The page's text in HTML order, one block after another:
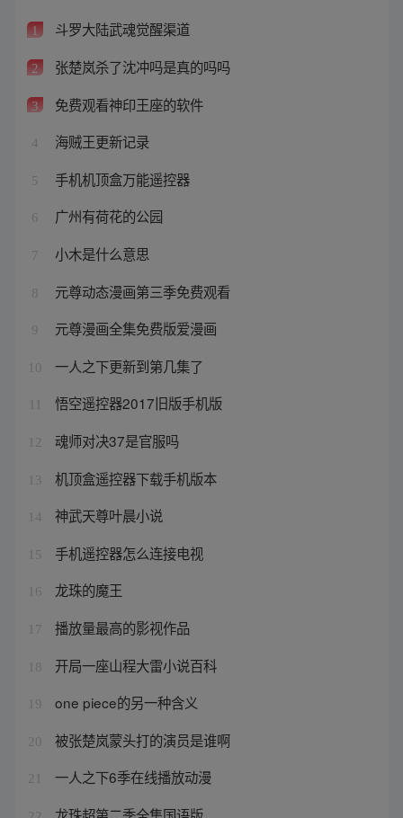
1 斗罗大陆武魂觉醒渠道
2 张楚岚杀了沈冲吗是真的吗吗
3 免费观看神印王座的软件
4 海贼王更新记录
5 手机机顶盒万能遥控器
6 广州有荷花的公园
7 小木是什么意思
8 元尊动态漫画第三季免费观看
9 元尊漫画全集免费版爱漫画
10 一人之下更新到第几集了
悟空遥控器2017旧版手机版
12 魂师对决37是官服吗
13 机顶盒遥控器下载手机版本
14 神武天尊叶晨小说
15 手机遥控器怎么连接电视
16 龙珠的魔王
17 播放量最高的影视作品
18 开局一座山程大雷小说百科
19 one piece的另一种含义
20 被张楚岚蒙头打的演员是谁啊
21 一人之下6季在线播放动漫